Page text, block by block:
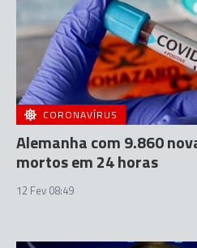
CORONAVÍRUS
Alemanha com 9.860
mortos em 24 horas
12 Fev 08:49